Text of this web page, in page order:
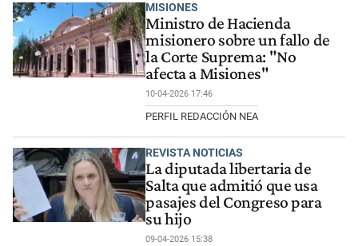
MISIONES
Ministro de Hacienda
misionero sobre un fallo de
la Corte Suprema: "No
afecta a Misiones"
10-04-2026 17:46
PERFIL REDACCIÓN NEA
REVISTA NOTICIAS
La diputada libertaria de
Salta que admitió que usa
pasajes del Congreso para
su hijo
09-04-2026 15:38